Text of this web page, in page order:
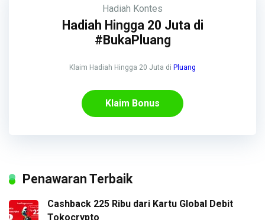
Hadiah Kontes
Hadiah Hingga 20 Juta di
#BukaPluang
Klaim Hadiah Hingga 20 Juta di Pluang
Klaim Bonus
Penawaran Terbaik
Cashback 225 Ribu dari Kartu Global Debit
Tokocrypto